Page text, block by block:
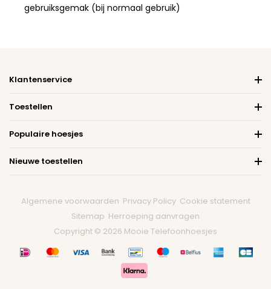
gebruiksgemak (bij normaal gebruik)
Klantenservice
Toestellen
Populaire hoesjes
Nieuwe toestellen
Algemene voorwaarden Privacy Policy Cookie statement
Sitemap Herroeping aanvragen
Copyright © 2026 Mooie Telefoonhoesjes